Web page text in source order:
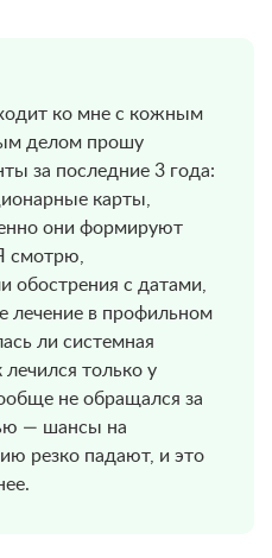
ко мне с кожным
делом прошу
за последние 3 года:
карты,
они формируют
смотрю,
обострения с датами,
лечение в профильном
ли системная
лечился только у
не обращался за
— шансы на
резко падают, и это